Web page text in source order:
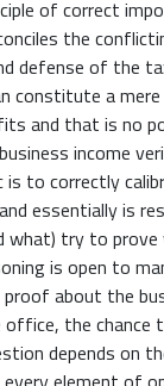
of correct
the
defense of the
constitute a
and that is no
income
is to correctly
essentially is
what) try to prove
is open to
about the
the chance
depends on